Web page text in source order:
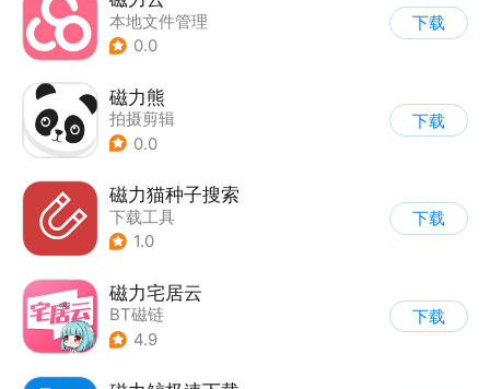
本地文件管理
0.0
下载
磁力熊
拍摄剪辑
0.0
下载
磁力猫种子搜索
下载工具
1.0
下载
磁力宅居云
BT磁链
4.9
下载